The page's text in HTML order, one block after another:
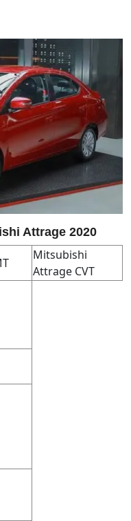
Attrage 2020
Mitsubishi
Attrage CVT